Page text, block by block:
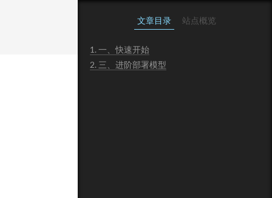
文章目录 站点概览
1. 一、快速开始
2. 三、进阶部署模型